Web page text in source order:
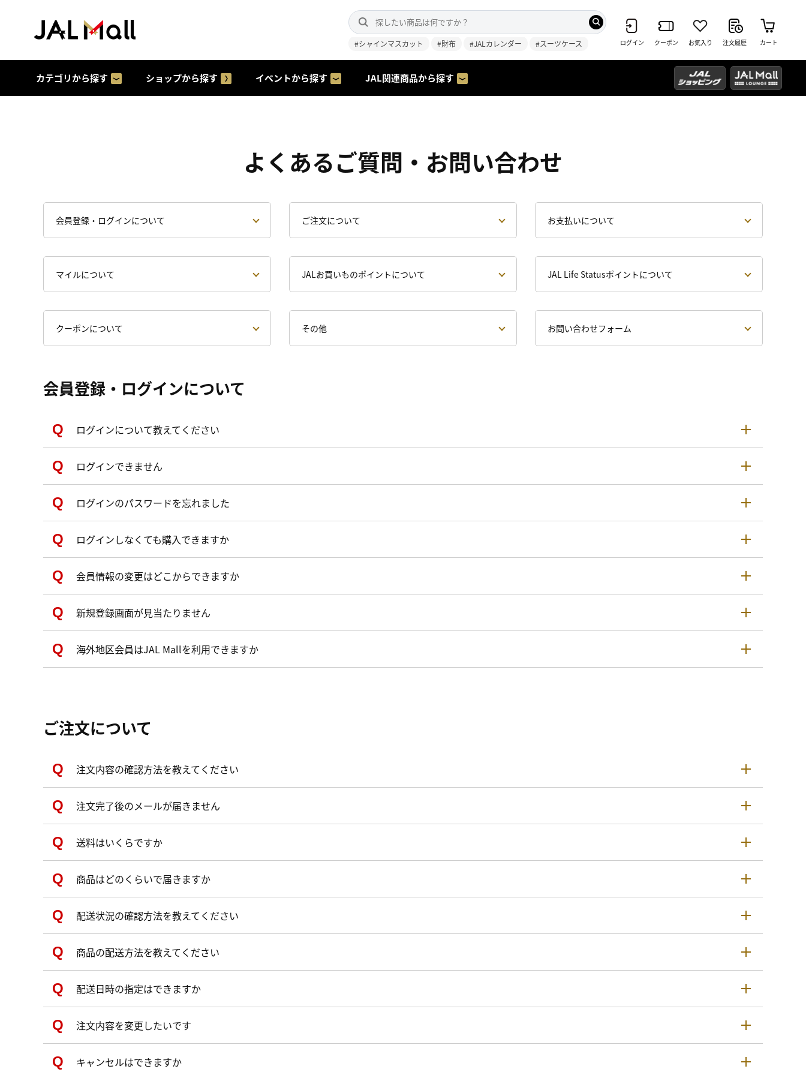
#シャインマスカット #財布 #JALカレンダー #スーツケース ログイン クーポン お気入り 注文履歴 カート
カテゴリから探す ショップから探す イベントから探す JAL関連商品から探す
よくあるご質問・お問い合わせ
会員登録・ログインについて ご注文について お支払いについて
マイルについて JALお買いものポイントについて JAL Life Statusポイントについて
クーポンについて その他 お問い合わせフォーム
会員登録・ログインについて
ログインについて教えてください
ログインできません
ログインのパスワードを忘れました
ログインしなくても購入できますか
会員情報の変更はどこからできますか
新規登録画面が見当たりません
海外地区会員はJAL Mallを利用できますか
ご注文について
注文内容の確認方法を教えてください
注文完了後のメールが届きません
送料はいくらですか
商品はどのくらいで届きますか
配送状況の確認方法を教えてください
商品の配送方法を教えてください
配送日時の指定はできますか
注文内容を変更したいです
キャンセルはできますか